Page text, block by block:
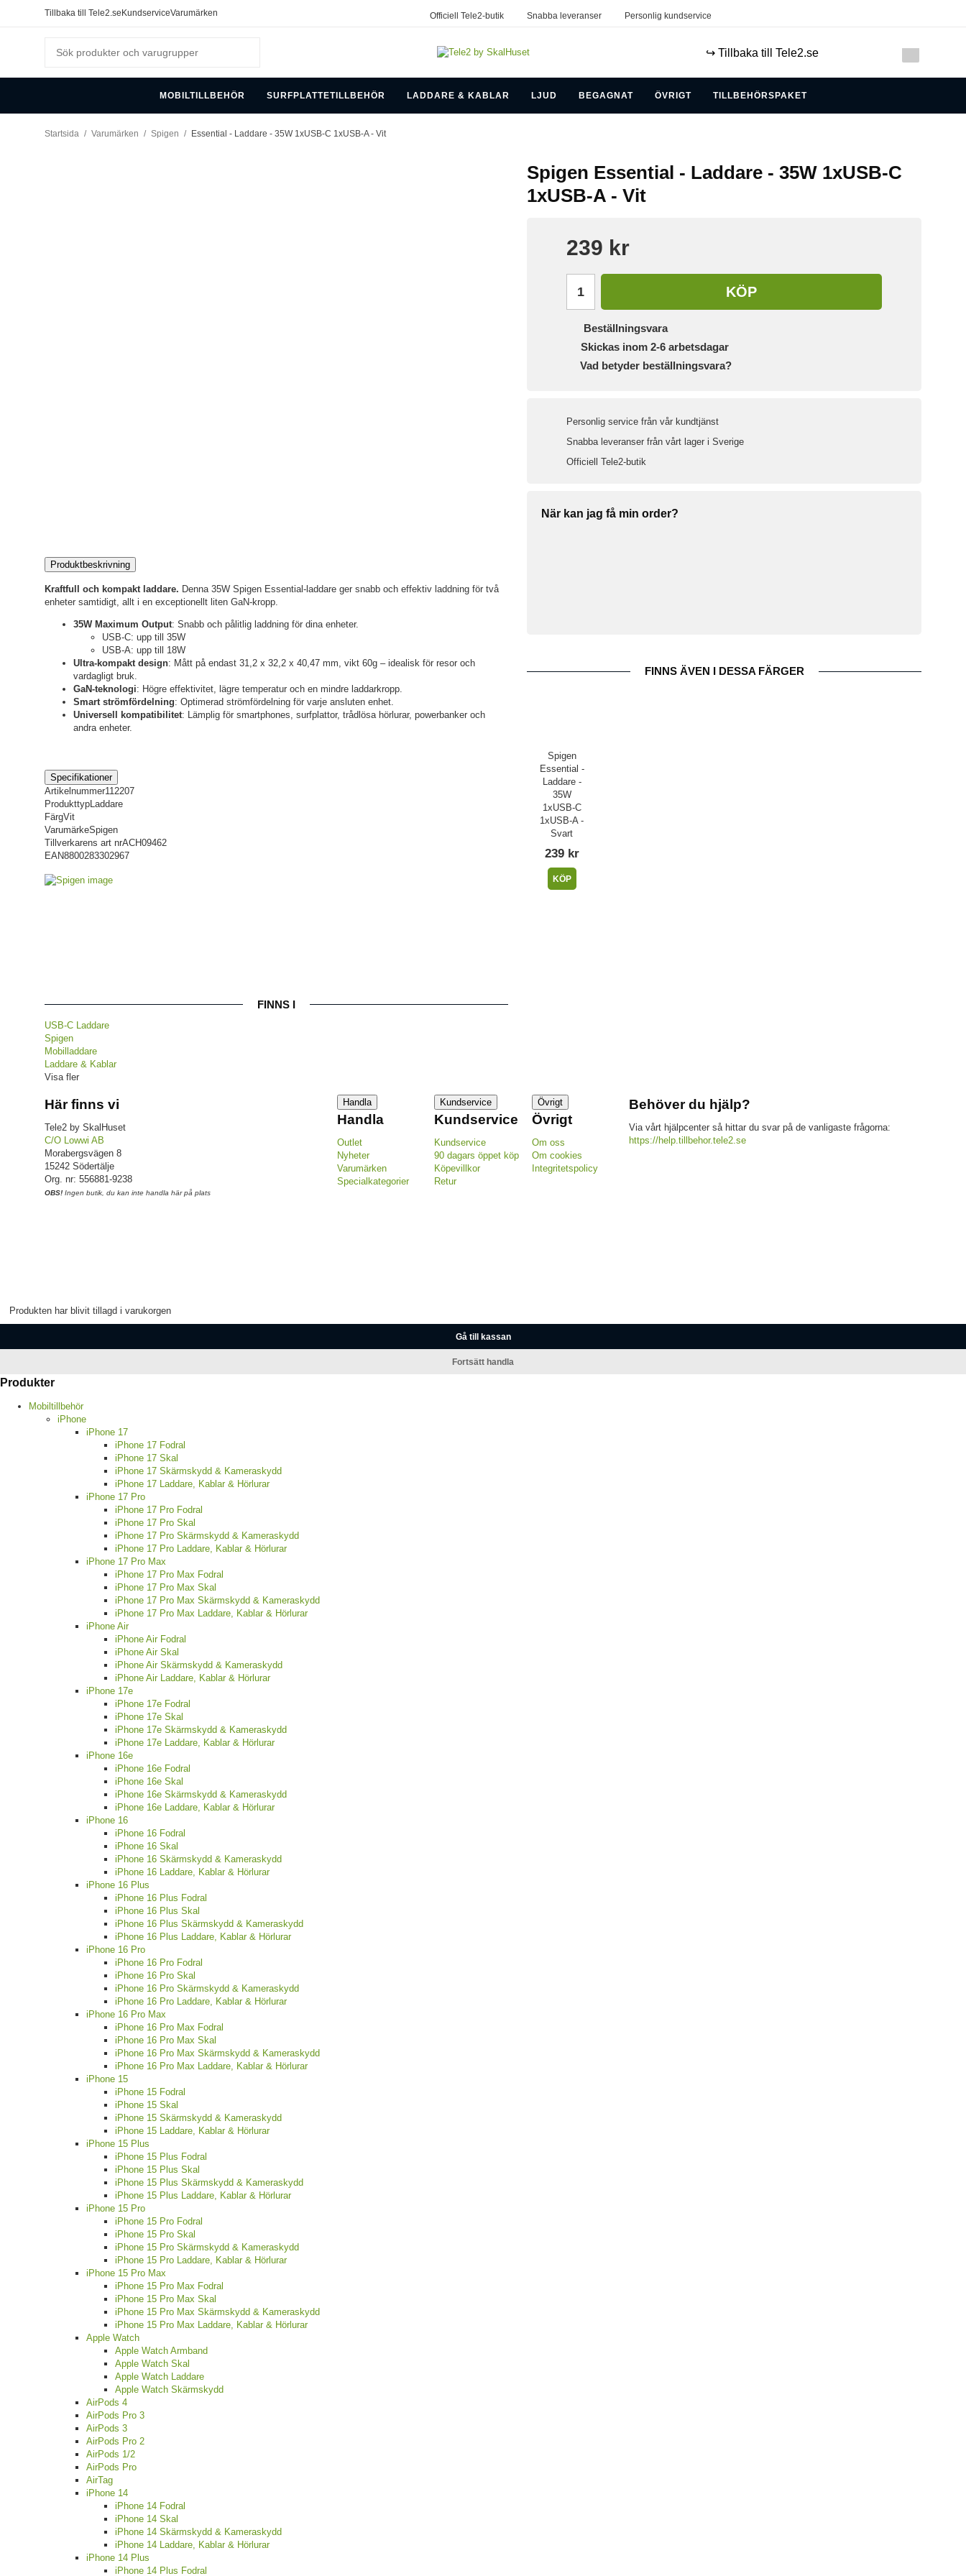
Tillbaka till Tele2.se KundserviceVarumärken Officiell Tele2-butik Snabba leveranser Personlig kundservice
↪️ Tillbaka till Tele2.se
MOBILTILLBEHÖR SURFPLATTETILLBEHÖR LADDARE & KABLAR LJUD BEGAGNAT ÖVRIGT TILLBEHÖRSPAKET
Startsida / Varumärken / Spigen / Essential - Laddare - 35W 1xUSB-C 1xUSB-A - Vit
Spigen Essential - Laddare - 35W 1xUSB-C
1xUSB-A - Vit
239 kr
KÖP
Beställningsvara
Skickas inom 2-6 arbetsdagar
Vad betyder beställningsvara?
Personlig service från vår kundtjänst
Snabba leveranser från vårt lager i Sverige
Officiell Tele2-butik
När kan jag få min order?
FINNS ÄVEN I DESSA FÄRGER
Spigen
Essential -
Laddare -
35W
1xUSB-C
1xUSB-A -
Svart
239 kr
KÖP
Produktbeskrivning
Kraftfull och kompakt laddare. Denna 35W Spigen Essential-laddare ger snabb och effektiv laddning för två
enheter samtidigt, allt i en exceptionellt liten GaN-kropp.
35W Maximum Output: Snabb och pålitlig laddning för dina enheter.
USB-C: upp till 35W
USB-A: upp till 18W
Ultra-kompakt design: Mått på endast 31,2 x 32,2 x 40,47 mm, vikt 60g – idealisk för resor och
vardagligt bruk.
GaN-teknologi: Högre effektivitet, lägre temperatur och en mindre laddarkropp.
Smart strömfördelning: Optimerad strömfördelning för varje ansluten enhet.
Universell kompatibilitet: Lämplig för smartphones, surfplattor, trådlösa hörlurar, powerbanker och
andra enheter.
Specifikationer
Artikelnummer112207
ProdukttypLaddare
FärgVit
VarumärkeSpigen
Tillverkarens art nrACH09462
EAN8800283302967
FINNS I
USB-C Laddare
Spigen
Mobilladdare
Laddare & Kablar
Visa fler
Här finns vi
Tele2 by SkalHuset
C/O Lowwi AB
Morabergsvägen 8
15242 Södertälje
Org. nr: 556881-9238
OBS! Ingen butik, du kan inte handla här på plats
Handla
Handla
Outlet
Nyheter
Varumärken
Specialkategorier
Kundservice
Kundservice
Kundservice
90 dagars öppet köp
Köpevillkor
Retur
Övrigt
Övrigt
Om oss
Om cookies
Integritetspolicy
Behöver du hjälp?
Via vårt hjälpcenter så hittar du svar på de vanligaste frågorna:
https://help.tillbehor.tele2.se
Produkten har blivit tillagd i varukorgen
Gå till kassan
Fortsätt handla
Produkter
Mobiltillbehör
iPhone
iPhone 17
iPhone 17 Fodral
iPhone 17 Skal
iPhone 17 Skärmskydd & Kameraskydd
iPhone 17 Laddare, Kablar & Hörlurar
iPhone 17 Pro
iPhone 17 Pro Fodral
iPhone 17 Pro Skal
iPhone 17 Pro Skärmskydd & Kameraskydd
iPhone 17 Pro Laddare, Kablar & Hörlurar
iPhone 17 Pro Max
iPhone 17 Pro Max Fodral
iPhone 17 Pro Max Skal
iPhone 17 Pro Max Skärmskydd & Kameraskydd
iPhone 17 Pro Max Laddare, Kablar & Hörlurar
iPhone Air
iPhone Air Fodral
iPhone Air Skal
iPhone Air Skärmskydd & Kameraskydd
iPhone Air Laddare, Kablar & Hörlurar
iPhone 17e
iPhone 17e Fodral
iPhone 17e Skal
iPhone 17e Skärmskydd & Kameraskydd
iPhone 17e Laddare, Kablar & Hörlurar
iPhone 16e
iPhone 16e Fodral
iPhone 16e Skal
iPhone 16e Skärmskydd & Kameraskydd
iPhone 16e Laddare, Kablar & Hörlurar
iPhone 16
iPhone 16 Fodral
iPhone 16 Skal
iPhone 16 Skärmskydd & Kameraskydd
iPhone 16 Laddare, Kablar & Hörlurar
iPhone 16 Plus
iPhone 16 Plus Fodral
iPhone 16 Plus Skal
iPhone 16 Plus Skärmskydd & Kameraskydd
iPhone 16 Plus Laddare, Kablar & Hörlurar
iPhone 16 Pro
iPhone 16 Pro Fodral
iPhone 16 Pro Skal
iPhone 16 Pro Skärmskydd & Kameraskydd
iPhone 16 Pro Laddare, Kablar & Hörlurar
iPhone 16 Pro Max
iPhone 16 Pro Max Fodral
iPhone 16 Pro Max Skal
iPhone 16 Pro Max Skärmskydd & Kameraskydd
iPhone 16 Pro Max Laddare, Kablar & Hörlurar
iPhone 15
iPhone 15 Fodral
iPhone 15 Skal
iPhone 15 Skärmskydd & Kameraskydd
iPhone 15 Laddare, Kablar & Hörlurar
iPhone 15 Plus
iPhone 15 Plus Fodral
iPhone 15 Plus Skal
iPhone 15 Plus Skärmskydd & Kameraskydd
iPhone 15 Plus Laddare, Kablar & Hörlurar
iPhone 15 Pro
iPhone 15 Pro Fodral
iPhone 15 Pro Skal
iPhone 15 Pro Skärmskydd & Kameraskydd
iPhone 15 Pro Laddare, Kablar & Hörlurar
iPhone 15 Pro Max
iPhone 15 Pro Max Fodral
iPhone 15 Pro Max Skal
iPhone 15 Pro Max Skärmskydd & Kameraskydd
iPhone 15 Pro Max Laddare, Kablar & Hörlurar
Apple Watch
Apple Watch Armband
Apple Watch Skal
Apple Watch Laddare
Apple Watch Skärmskydd
AirPods 4
AirPods Pro 3
AirPods 3
AirPods Pro 2
AirPods 1/2
AirPods Pro
AirTag
iPhone 14
iPhone 14 Fodral
iPhone 14 Skal
iPhone 14 Skärmskydd & Kameraskydd
iPhone 14 Laddare, Kablar & Hörlurar
iPhone 14 Plus
iPhone 14 Plus Fodral